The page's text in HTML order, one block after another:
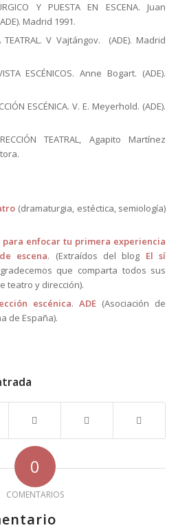
Y PUESTA EN ESCENA. Juan
Madrid 1991.
TEATRAL. V Vajtángov. (ADE). Madrid
ESCÉNICOS. Anne Bogart. (ADE).
ESCÉNICA. V. E. Meyerhold. (ADE).
TEATRAL, Agapito Martínez
(dramaturgia, estéctica, semiología)
para enfocar tu primera experiencia
escena. (Extraídos del blog El sí
que comparta todos sus
teatro y dirección).
escénica.ADE (Asociación de
de España).
0
COMENTARIOS